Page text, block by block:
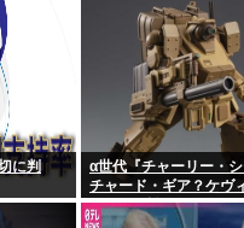
に判
α世代『チャーリー・
チャード・ギア？ケヴ
スナー？誰ですかそれ
故なのか